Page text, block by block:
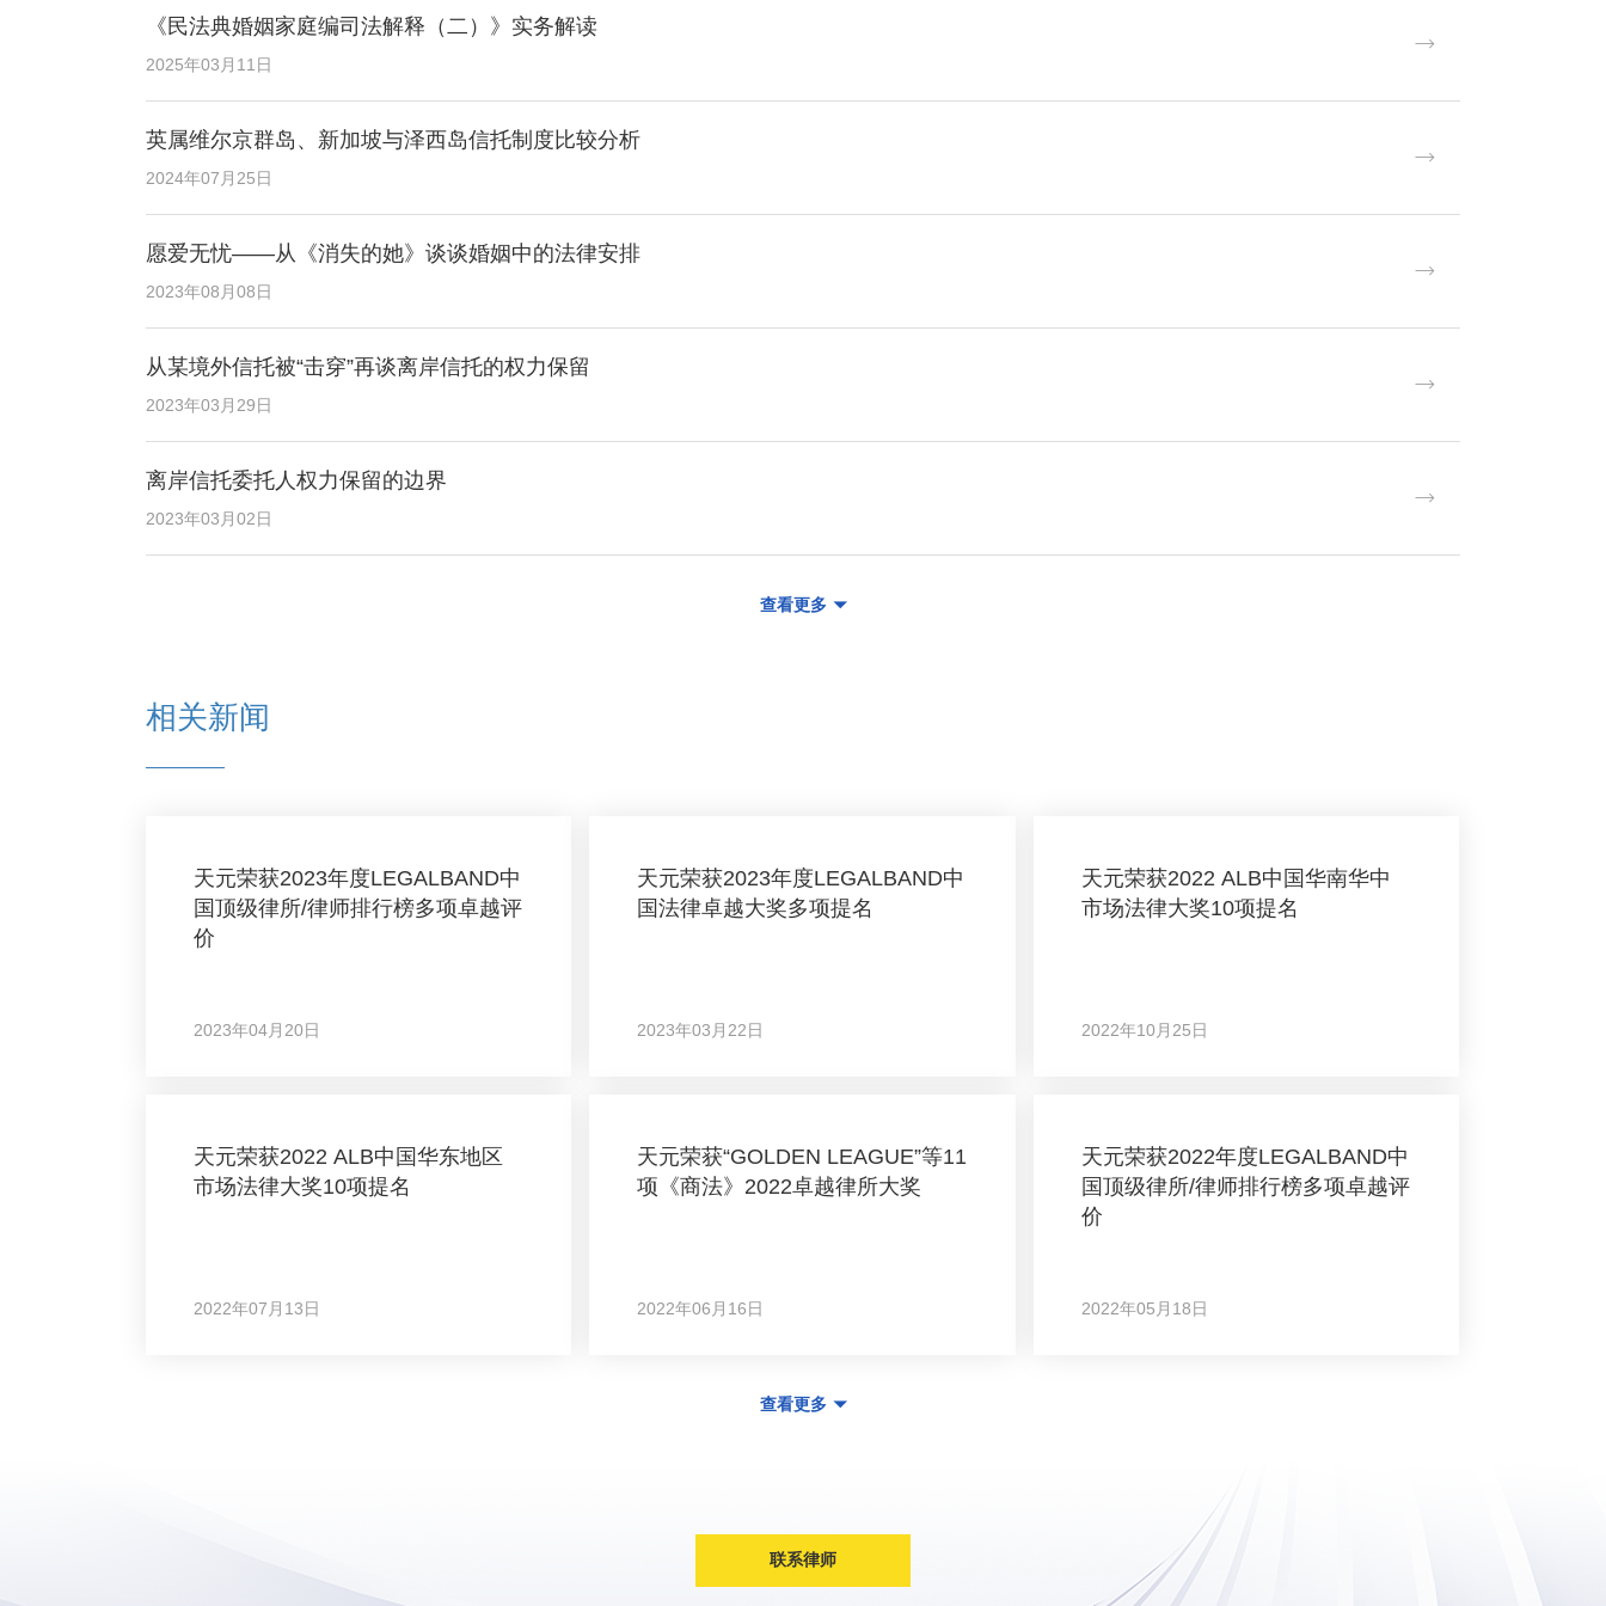
《民法典婚姻家庭编司法解释（二）》实务解读
2025年03月11日
英属维尔京群岛、新加坡与泽西岛信托制度比较分析
2024年07月25日
愿爱无忧——从《消失的她》谈谈婚姻中的法律安排
2023年08月08日
从某境外信托被“击穿”再谈离岸信托的权力保留
2023年03月29日
离岸信托委托人权力保留的边界
2023年03月02日
查看更多
相关新闻
天元荣获2023年度LEGALBAND中
国顶级律所/律师排行榜多项卓越评
价
2023年04月20日
天元荣获2023年度LEGALBAND中
国法律卓越大奖多项提名
2023年03月22日
天元荣获2022 ALB中国华南华中
市场法律大奖10项提名
2022年10月25日
天元荣获2022 ALB中国华东地区
市场法律大奖10项提名
2022年07月13日
天元荣获“GOLDEN LEAGUE”等11
项《商法》2022卓越律所大奖
2022年06月16日
天元荣获2022年度LEGALBAND中
国顶级律所/律师排行榜多项卓越评
价
2022年05月18日
查看更多
联系律师